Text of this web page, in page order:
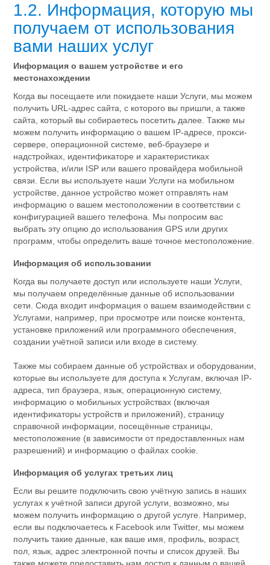
1.2. Информация, которую мы
получаем от использования
вами наших услуг
Информация о вашем устройстве и его
местонахождении
Когда вы посещаете или покидаете наши Услуги, мы можем
получить URL-адрес сайта, с которого вы пришли, а также
сайта, который вы собираетесь посетить далее. Также мы
можем получить информацию о вашем IP-адресе, прокси-
сервере, операционной системе, веб-браузере и
надстройках, идентификаторе и характеристиках
устройства, и/или ISP или вашего провайдера мобильной
связи. Если вы используете наши Услуги на мобильном
устройстве, данное устройство может отправлять нам
информацию о вашем местоположении в соответствии с
конфигурацией вашего телефона. Мы попросим вас
выбрать эту опцию до использования GPS или других
программ, чтобы определить ваше точное местоположение.
Информация об использовании
Когда вы получаете доступ или используете наши Услуги,
мы получаем определённые данные об использовании
сети. Сюда входит информация о вашем взаимодействии с
Услугами, например, при просмотре или поиске контента,
установке приложений или программного обеспечения,
создании учётной записи или входе в систему.
Также мы собираем данные об устройствах и оборудовании,
которые вы используете для доступа к Услугам, включая IP-
адреса, тип браузера, язык, операционную систему,
информацию о мобильных устройствах (включая
идентификаторы устройств и приложений), страницу
справочной информации, посещённые страницы,
местоположение (в зависимости от предоставленных нам
разрешений) и информацию о файлах cookie.
Информация об услугах третьих лиц
Если вы решите подключить свою учётную запись в наших
услугах к учётной записи другой услуги, возможно, мы
можем получить информацию о другой услуге. Например,
если вы подключаетесь к Facebook или Twitter, мы можем
получить такие данные, как ваше имя, профиль, возраст,
пол, язык, адрес электронной почты и список друзей. Вы